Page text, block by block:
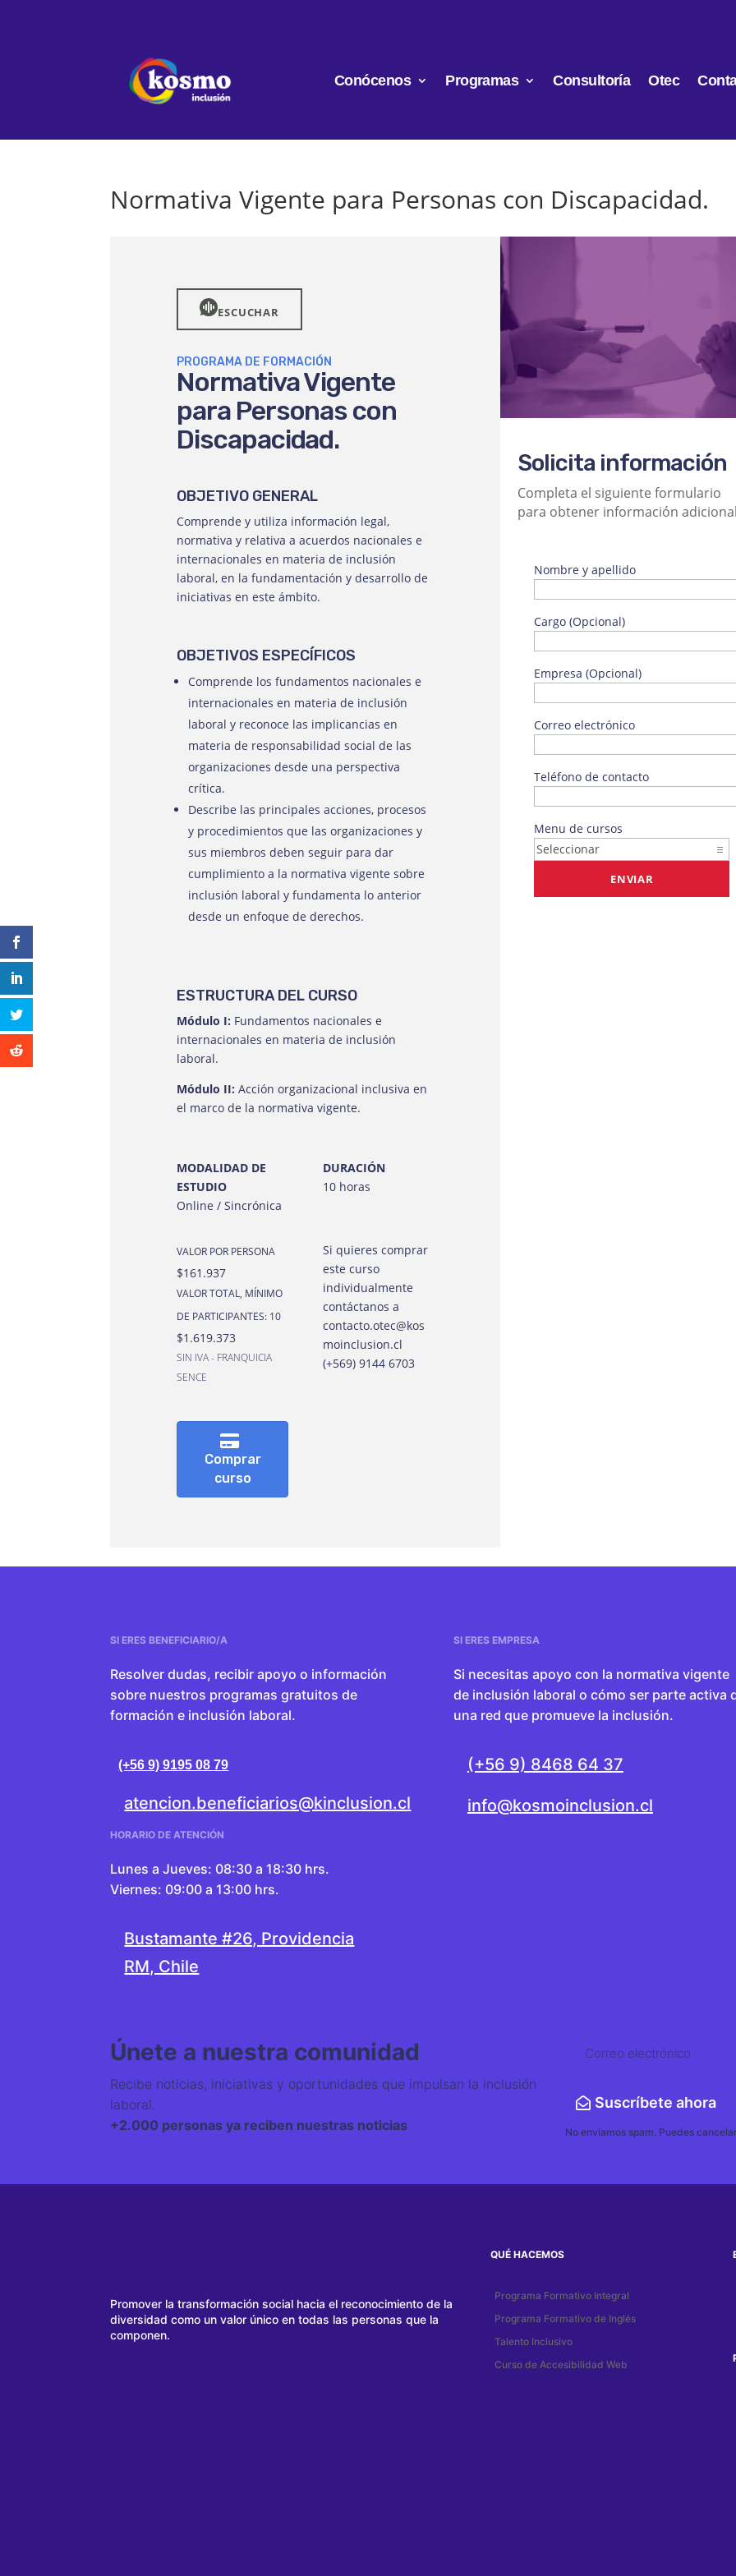
Conócenos Programas Consultoría Otec
Normativa Vigente para Personas con Discapacidad.
ESCUCHAR
PROGRAMA DE FORMACIÓN
Normativa Vigente
para Personas con
Discapacidad.
OBJETIVO GENERAL
Comprende y utiliza información legal,
normativa y relativa a acuerdos nacionales e
internacionales en materia de inclusión
laboral, en la fundamentación y desarrollo de
iniciativas en este ámbito.
OBJETIVOS ESPECÍFICOS
Comprende los fundamentos nacionales e
internacionales en materia de inclusión
laboral y reconoce las implicancias en
materia de responsabilidad social de las
organizaciones desde una perspectiva
crítica.
Describe las principales acciones, procesos
y procedimientos que las organizaciones y
sus miembros deben seguir para dar
cumplimiento a la normativa vigente sobre
inclusión laboral y fundamenta lo anterior
desde un enfoque de derechos.
ESTRUCTURA DEL CURSO
Módulo I: Fundamentos nacionales e
internacionales en materia de inclusión
laboral.
Módulo II:Acción organizacional inclusiva en
el marco de la normativa vigente.
MODALIDAD DE
ESTUDIO
Online / Sincrónica
DURACIÓN
10 horas
VALOR POR PERSONA
$161.937
VALOR TOTAL, MÍNIMO
DE PARTICIPANTES: 10
$1.619.373
SIN IVA - FRANQUICIA
SENCE
Comprar
curso
Si quieres comprar
este curso
individualmente
contáctanos a
contacto.otec@kos
moinclusion.cl
(+569) 9144 6703
Solicita información
Completa el siguiente formulario
para obtener información
Nombre y apellido
Cargo (Opcional)
Empresa (Opcional)
Correo electrónico
Teléfono de contacto
Menu de cursos
SI ERES BENEFICIARIO/A
Resolver dudas, recibir apoyo o información
sobre nuestros programas gratuitos de
formación e inclusión laboral.
(+56 9) 9195 08 79
atencion.beneficiarios@kinclusion.cl
SI ERES EMPRESA
Si necesitas apoyo con la normativa vigente
de inclusión laboral o cómo ser parte activa
una red que promueve la inclusión.
(+56 9) 8468 64 37
info@kosmoinclusion.cl
HORARIO DE ATENCIÓN
Lunes a Jueves: 08:30 a 18:30 hrs.
Viernes: 09:00 a 13:00 hrs.
Bustamante #26, Providencia
RM, Chile
Únete a nuestra comunidad
Recibe noticias, iniciativas y oportunidades que impulsan la inclusión
laboral.
+2.000 personas ya reciben nuestras noticias
Suscríbete ahora
No enviamos spam. Puedes
Promover la transformación social hacia el reconocimiento de la
diversidad como un valor único en todas las personas que la
componen.
QUÉ HACEMOS
Programa Formativo Integral
Programa Formativo de Inglés
Talento Inclusivo
Curso de Accesibilidad Web